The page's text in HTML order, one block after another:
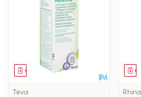
Geneesmiddel
Teva